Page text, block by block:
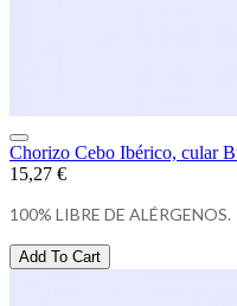
Chorizo Cebo Ibérico, cular
15,27 €
100% LIBRE DE ALÉRGENOS.
Add To Cart